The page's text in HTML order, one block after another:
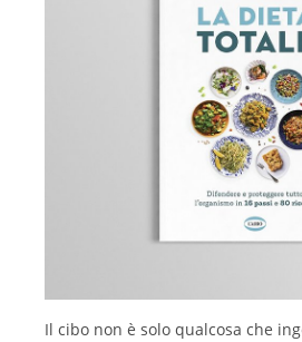
Il cibo non è solo qualcosa che